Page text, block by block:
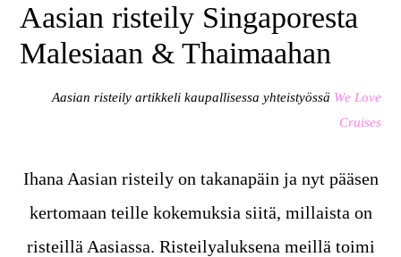
Aasian risteily Singaporesta
Malesiaan & Thaimaahan
Aasian risteily artikkeli kaupallisessa yhteistyössä We Love
Cruises
Ihana Aasian risteily on takanapäin ja nyt pääsen
kertomaan teille kokemuksia siitä, millaista on
risteillä Aasiassa. Risteilyaluksena meillä toimi